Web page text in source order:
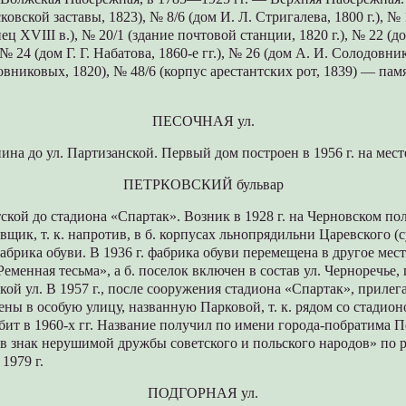
заставы, 1823), № 8/6 (дом И. Л. Стригалева, 1800 г.), №
XVIII в.), № 20/1 (здание почтовой станции, 1820 г.), № 22
24 (дом Г. Г. Набатова, 1860-е гг.), № 26 (дом А. И.
1820), № 48/6 (корпус арестантских рот, 1839) —
ПЕСОЧНАЯ ул.
до ул. Партизанской. Первый дом построен в 1956 г. на
ПЕТРКОВСКИЙ бульвар
до стадиона «Спартак». Возник в 1928 г. на Черновском
т. к. напротив, в б. корпусах льнопрядильни Царевского
обуви. В 1936 г. фабрика обуви перемещена в другое
тесьма», а б. поселок включен в состав ул.
ул. В 1957 г., после сооружения стадиона «Спартак»,
в особую улицу, названную Парковой, т. к. рядом со
в 1960-х гг. Название получил по имени города-побратима
знак нерушимой дружбы советского и польского народов»
г.
ПОДГОРНАЯ ул.